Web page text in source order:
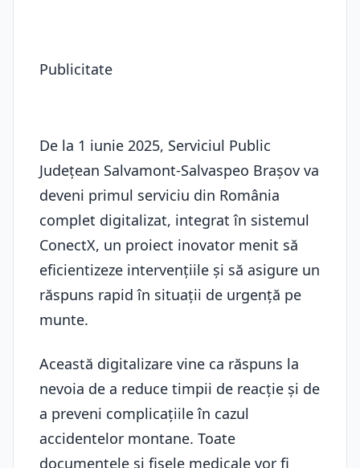
Publicitate
De la 1 iunie 2025, Serviciul Public
Județean Salvamont-Salvaspeo Brașov va
deveni primul serviciu din România
complet digitalizat, integrat în sistemul
ConectX, un proiect inovator menit să
eficientizeze intervențiile și să asigure un
răspuns rapid în situații de urgență pe
munte.
Această digitalizare vine ca răspuns la
nevoia de a reduce timpii de reacție și de
a preveni complicațiile în cazul
accidentelor montane. Toate
documentele și fișele medicale vor fi